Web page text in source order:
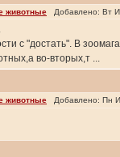
животные Добавлено: Вт
с "достать". В
во-вторых,т ...
животные Добавлено: Пн